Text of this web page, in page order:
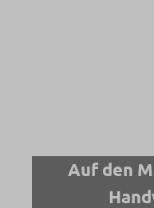
Auf den